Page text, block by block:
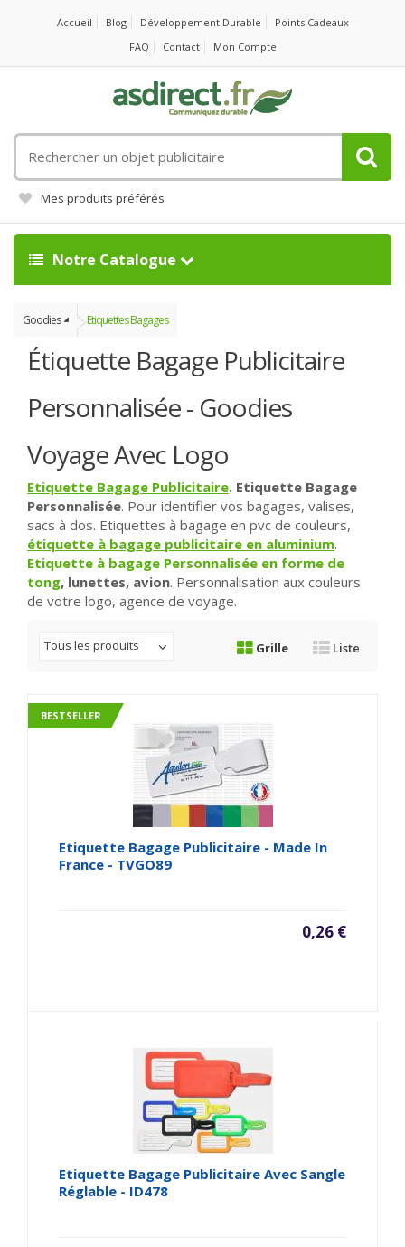
Accueil Blog Développement Durable
Points Cadeaux
FAQ
Contact Mon Compte
un
objet
publicitaire
Mes produits préférés
Notre Catalogue
Goodies Etiquettes Bagages
Étiquette Bagage Publicitaire
Personnalisée - Goodies
Voyage Avec Logo
Etiquette Bagage Publicitaire. Etiquette Bagage
Personnalisée. Pour identifier vos bagages, valises,
sacs à dos. Etiquettes à bagage en pvc de couleurs,
étiquette à bagage publicitaire en aluminium.
Etiquette à bagage Personnalisée en forme de
tong, lunettes, avion. Personnalisation aux couleurs
de votre logo, agence de voyage.
Tous les produits Grille Liste
BESTSELLER
Etiquette Bagage Publicitaire - Made In
France - TVGO89
0,26 €
Etiquette Bagage Publicitaire Avec Sangle
Réglable - ID478